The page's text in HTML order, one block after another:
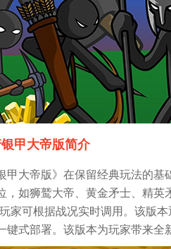
甲大帝版简介
甲大帝版》在保留经典玩法的
，如狮鹫大帝、黄金矛士、精
家可根据战况实时调用。该版
键式部署。该版本为玩家带来全